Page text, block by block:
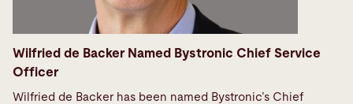
Wilfried de Backer Named Bystronic Chief Service
Officer
Wilfried de Backer has been named Bystronic’s Chief